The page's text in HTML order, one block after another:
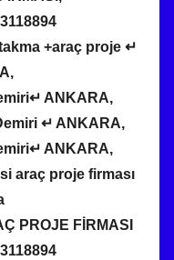
+araç proje ↵
ANKARA,
↵ ANKARA,
ANKARA,
araç proje firması
PROJE FİRMASI